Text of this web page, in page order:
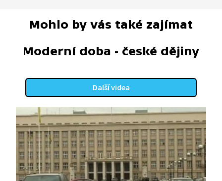
Mohlo by vás také zajímat
Moderní doba - české dějiny
Další videa